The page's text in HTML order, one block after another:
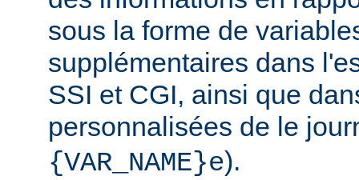
sous la forme de
supplémentaires dans
SSI et CGI, ainsi que
personnalisées de le
{VAR_NAME}e).